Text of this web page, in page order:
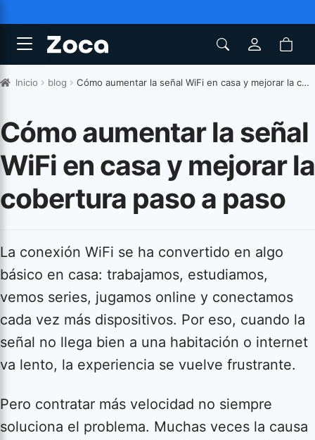
Inicio blog Cómo aumentar la señal WiFi en casa y mejorar la cobertura paso a paso
Cómo aumentar la señal
WiFi en casa y mejorar la
cobertura paso a paso
La conexión WiFi se ha convertido en algo
básico en casa: trabajamos, estudiamos,
vemos series, jugamos online y conectamos
cada vez más dispositivos. Por eso, cuando la
señal no llega bien a una habitación o internet
va lento, la experiencia se vuelve frustrante.
Pero contratar más velocidad no siempre
soluciona el problema. Muchas veces la causa